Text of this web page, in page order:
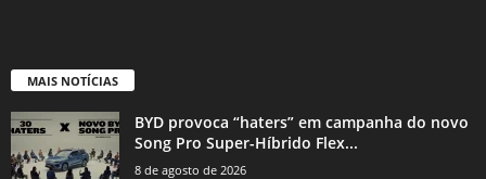
MAIS NOTÍCIAS
BYD provoca “haters” em campanha do novo
Song Pro Super-Híbrido Flex...
8 de agosto de 2026